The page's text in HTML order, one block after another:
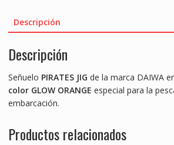
JIGGING"
e
b
o
o
k
itt
er l s
p
p
e
g
er
e
Descripción
Descripción
Señuelo PIRATES JIG de la marca DAIWA
color GLOW ORANGE especial para la
embarcación.
Productos relacionados